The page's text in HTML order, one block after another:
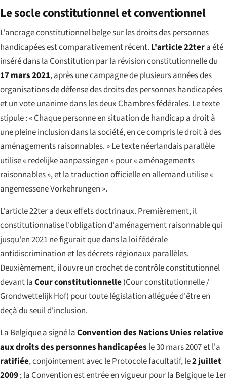
Le socle constitutionnel et conventionnel
L'ancrage constitutionnel belge sur les droits des personnes
handicapées est comparativement récent. L'article 22tera été
inséré dans la Constitution par la révision constitutionnelle du
17 mars 2021, après une campagne de plusieurs années des
organisations de défense des droits des personnes handicapées
et un vote unanime dans les deux Chambres fédérales. Le texte
stipule :« Chaque personne en situation de handicap a droit à
une pleine inclusion dans la société, en ce compris le droit à des
aménagements raisonnables. »Le texte néerlandais parallèle
utilise «redelijke aanpassingen » pour « aménagements
raisonnables », et la traduction officielle en allemand utilise «
angemessene Vorkehrungen ».
L'article 22ter a deux effets doctrinaux. Premièrement, il
constitutionnalise l'obligation d'aménagement raisonnable qui
jusqu'en 2021 ne figurait que dans la loi fédérale
antidiscrimination et les décrets régionaux parallèles.
Deuxièmement, il ouvre un crochet de contrôle constitutionnel
devant laCour constitutionnelle(Cour constitutionnelle/
Grondwettelijk Hof) pour toute législation alléguée d'être en
deçà du seuil d'inclusion.
La Belgique a signé laConvention des Nations Unies relative
aux droits des personnes handicapées le 30 mars 2007 et l'a
ratifiée, conjointement avec le Protocole facultatif, le2 juillet
2009; la Convention est entrée en vigueur pour la Belgique le 1er